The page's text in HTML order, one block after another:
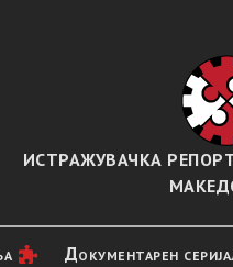
ИСТРАЖУВАЧКА
Документарен